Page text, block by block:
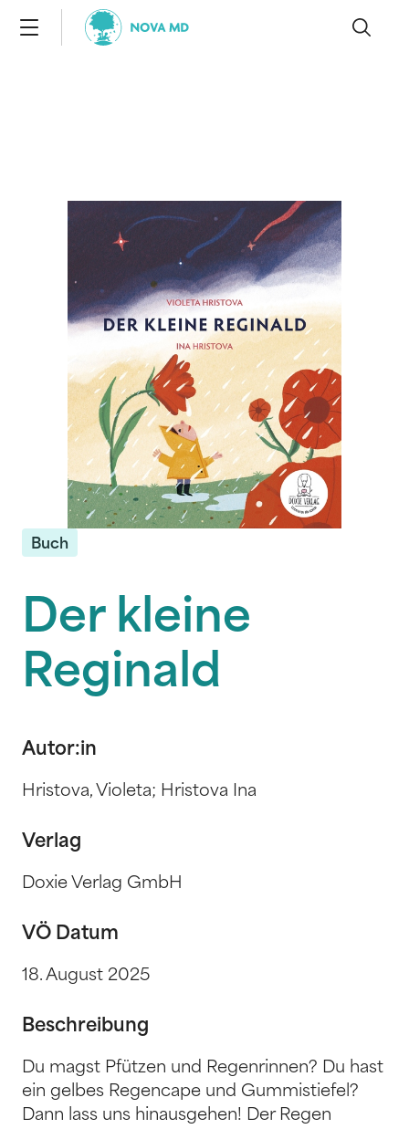
Buch
Der kleine
Reginald
Autor:in
Hristova, Violeta; Hristova Ina
Verlag
Doxie Verlag GmbH
VÖ Datum
18. August 2025
Beschreibung
Du magst Pfützen und Regenrinnen? Du hast
ein gelbes Regencape und Gummistiefel?
Dann lass uns hinausgehen! Der Regen